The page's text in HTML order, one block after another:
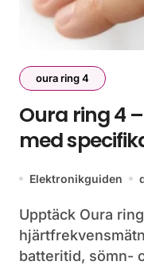
oura ring 4
Oura ring 4
med
Elektronikguiden
Upptäck Oura ring 4: 120% bättre
batteritid, sömn-